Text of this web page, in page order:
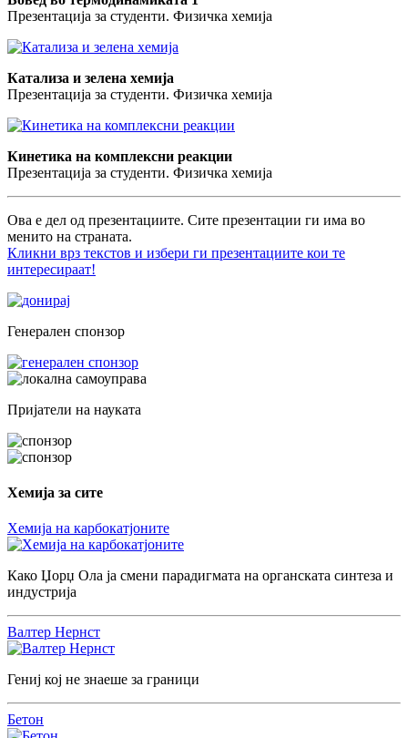
Презентација за студенти. Физичка хемија
Катализа и зелена хемија
Презентација за студенти. Физичка хемија
Кинетика на комплексни реакции
Презентација за студенти. Физичка хемија
Ова е дел од презентациите. Сите презентации ги има во
менито на страната.
Кликни врз текстов и избери ги презентациите кои те
интересираат!
Генерален спонзор
Пријатели на науката
Хемија за сите
Хемија на карбокатјоните
Како Џорџ Ола ја смени парадигмата на органската синтеза и
индустрија
Валтер Нернст
Гениј кој не знаеше за граници
Бетон